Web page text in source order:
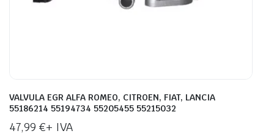
VALVULA EGR ALFA ROMEO, CITROEN, FIAT, LANCIA
55186214 55194734 55205455 55215032
47,99 €+ IVA